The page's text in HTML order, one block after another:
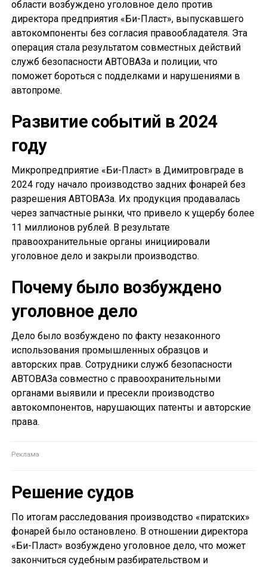
области возбуждено уголовное дело против
директора предприятия «Би-Пласт», выпускавшего
автокомпоненты без согласия правообладателя. Эта
операция стала результатом совместных действий
служб безопасности АВТОВАЗа и полиции, что
поможет бороться с подделками и нарушениями в
автопроме.
Развитие событий в 2024
году
Микропредприятие «Би-Пласт» в Димитровграде в
2024 году начало производство задних фонарей без
разрешения АВТОВАЗа. Их продукция продавалась
через запчастные рынки, что привело к ущербу более
11 миллионов рублей. В результате
правоохранительные органы инициировали
уголовное дело и закрыли производство.
Почему было возбуждено
уголовное дело
Дело было возбуждено по факту незаконного
использования промышленных образцов и
авторских прав. Сотрудники служб безопасности
АВТОВАЗа совместно с правоохранительными
органами выявили и пресекли производство
автокомпонентов, нарушающих патенты и авторские
права.
Решение судов
По итогам расследования производство «пиратских»
фонарей было остановлено. В отношении директора
«Би-Пласт» возбуждено уголовное дело, что может
закончиться судебным разбирательством и